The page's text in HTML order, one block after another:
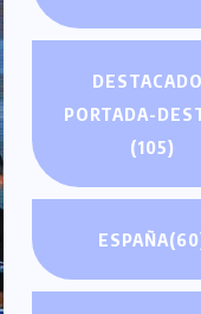
PORTADA-
(105)
ESPAÑA